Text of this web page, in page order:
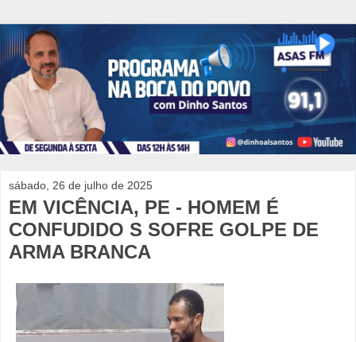
sábado, 26 de julho de 2025
EM VICÊNCIA, PE - HOMEM É
CONFUDIDO S SOFRE GOLPE DE
ARMA BRANCA